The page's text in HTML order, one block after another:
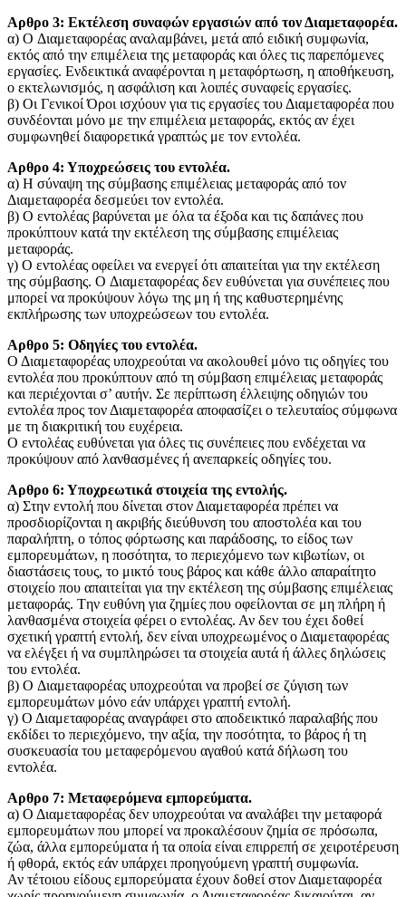
Aρθρο 3: Εκτέλεση συναφών εργασιών από τον Διαμεταφορέα.
α) O Διαμεταφορέας αναλαμβάνει, μετά από ειδική συμφωνία,
εκτός από την επιμέλεια της μεταφοράς και όλες τις παρεπόμενες
εργασίες. Ενδεικτικά αναφέρονται η μεταφόρτωση, η αποθήκευση,
ο εκτελωνισμός, η ασφάλιση και λοιπές συναφείς εργασίες.
β) Οι Γενικοί Όροι ισχύουν για τις εργασίες του Διαμεταφορέα που
συνδέονται μόνο με την επιμέλεια μεταφοράς, εκτός αν έχει
συμφωνηθεί διαφορετικά γραπτώς με τον εντολέα.
Αρθρο 4: Υποχρεώσεις του εντολέα.
α) Η σύναψη της σύμβασης επιμέλειας μεταφοράς από τον
Διαμεταφορέα δεσμεύει τον εντολέα.
β) O εντολέας βαρύνεται με όλα τα έξοδα και τις δαπάνες που
προκύπτουν κατά την εκτέλεση της σύμβασης επιμέλειας
μεταφοράς.
γ) Ο εντολέας οφείλει να ενεργεί ότι απαιτείται για την εκτέλεση
της σύμβασης. O Διαμεταφορέας δεν ευθύνεται για συνέπειες που
μπορεί να προκύψουν λόγω της μη ή της καθυστερημένης
εκπλήρωσης των υποχρεώσεων του εντολέα.
Aρθρο 5: Οδηγίες του εντολέα.
Ο Διαμεταφορέας υποχρεούται να ακολουθεί μόνο τις οδηγίες του
εντολέα που προκύπτουν από τη σύμβαση επιμέλειας μεταφοράς
και περιέχονται σ’ αυτήν. Σε περίπτωση έλλειψης οδηγιών του
εντολέα προς τον Διαμεταφορέα αποφασίζει ο τελευταίος σύμφωνα
με τη διακριτική του ευχέρεια.
Ο εντολέας ευθύνεται για όλες τις συνέπειες που ενδέχεται να
προκύψουν από λανθασμένες ή ανεπαρκείς οδηγίες του.
Αρθρο 6: Υποχρεωτικά στοιχεία της εντολής.
α) Στην εντολή που δίνεται στον Διαμεταφορέα πρέπει να
προσδιορίζονται η ακριβής διεύθυνση του αποστολέα και του
παραλήπτη, ο τόπος φόρτωσης και παράδοσης, το είδος των
εμπορευμάτων, η ποσότητα, το περιεχόμενο των κιβωτίων, οι
διαστάσεις τους, το μικτό τους βάρος και κάθε άλλο απαραίτητο
στοιχείο που απαιτείται για την εκτέλεση της σύμβασης επιμέλειας
μεταφοράς. Tην ευθύνη για ζημίες που οφείλονται σε μη πλήρη ή
λανθασμένα στοιχεία φέρει ο εντολέας. Αν δεν του έχει δοθεί
σχετική γραπτή εντολή, δεν είναι υποχρεωμένος ο Διαμεταφορέας
να ελέγξει ή να συμπληρώσει τα στοιχεία αυτά ή άλλες δηλώσεις
του εντολέα.
β) O Διαμεταφορέας υποχρεούται να προβεί σε ζύγιση των
εμπορευμάτων μόνο εάν υπάρχει γραπτή εντολή.
γ) Ο Διαμεταφορέας αναγράφει στο αποδεικτικό παραλαβής που
εκδίδει το περιεχόμενο, την αξία, την ποσότητα, το βάρος ή τη
συσκευασία του μεταφερόμενου αγαθού κατά δήλωση του
εντολέα.
Αρθρο 7: Μεταφερόμενα εμπορεύματα.
α) Ο Διαμεταφορέας δεν υποχρεούται να αναλάβει την μεταφορά
εμπορευμάτων που μπορεί να προκαλέσουν ζημία σε πρόσωπα,
ζώα, άλλα εμπορεύματα ή τα οποία είναι επιρρεπή σε χειροτέρευση
ή φθορά, εκτός εάν υπάρχει προηγούμενη γραπτή συμφωνία.
Αν τέτοιου είδους εμπορεύματα έχουν δοθεί στον Διαμεταφορέα